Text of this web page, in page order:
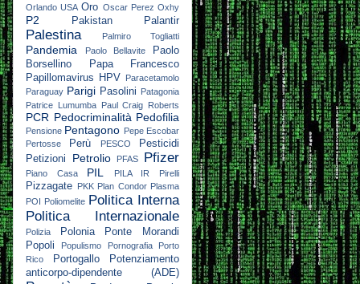
Orlando USA Oro Oscar Perez Oxhy
P2 Pakistan Palantir
Palestina Palmiro Togliatti
Pandemia Paolo Bellavite
Paolo
Borsellino
Papa Francesco
Papillomavirus HPV Paracetamolo
Paraguay Parigi Pasolini Patagonia
Patrice Lumumba
Paul Craig Roberts
PCR Pedocriminalità Pedofilia
Pensione Pentagono Pepe Escobar
Pertosse
Perù PESCO
Pesticidi
Petizioni
Petrolio PFAS Pfizer
Piano Casa PIL PILA IR Pirelli
Pizzagate PKK Plan Condor Plasma
POI Poliomelite Politica Interna
Politica Internazionale
Polizia Polonia
Ponte Morandi
Popoli
Populismo Pornografia
Porto
Rico
Portogallo
Potenziamento
anticorpo-dipendente (ADE)